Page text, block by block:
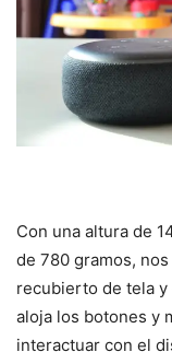
Con una altura de
de 780 gramos,
recubierto de tela
aloja los botones y
interactuar con el